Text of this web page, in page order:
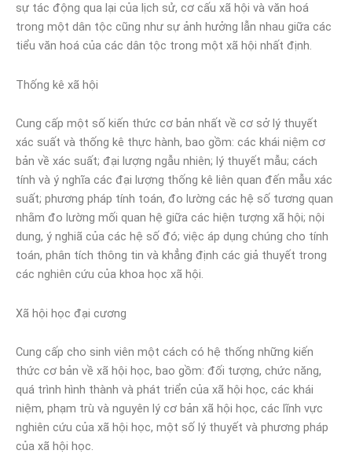
sự tác động qua lại của lịch sử, cơ cấu xã hội và văn hoá
trong một dân tộc cũng như sự ảnh hưởng lẫn nhau giữa các
tiểu văn hoá của các dân tộc trong một xã hội nhất định.
Thống kê xã hội
Cung cấp một số kiến thức cơ bản nhất về cơ sở lý thuyết
xác suất và thống kê thực hành, bao gồm: các khái niệm cơ
bản về xác suất; đại lượng ngẫu nhiên; lý thuyết mẫu; cách
tính và ý nghĩa các đại lượng thống kê liên quan đến mẫu xác
suất; phương pháp tính toán, đo lường các hệ số tương quan
nhằm đo lường mối quan hệ giữa các hiện tượng xã hội; nội
dung, ý nghiã của các hệ số đó; việc áp dụng chúng cho tính
toán, phân tích thông tin và khẳng định các giả thuyết trong
các nghiên cứu của khoa học xã hội.
Xã hội học đại cương
Cung cấp cho sinh viên một cách có hệ thống những kiến
thức cơ bản về xã hội học, bao gồm: đối tượng, chức năng,
quá trình hình thành và phát triển của xã hội học, các khái
niệm, phạm trù và nguyên lý cơ bản xã hội học, các lĩnh vực
nghiên cứu của xã hội học, một số lý thuyết và phương pháp
của xã hội học.